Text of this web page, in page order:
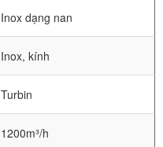
Inox dạng nan
Inox, kính
Turbin
1200m³/h